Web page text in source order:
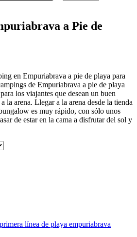
a Pie de
en Empuriabrava a pie de playa para
de Empuriabrava a pie de playa
los viajantes que desean un buen
la arena. Llegar a la arena desde la tienda
es muy rápido, con sólo unos
de estar en la cama a disfrutar del sol y